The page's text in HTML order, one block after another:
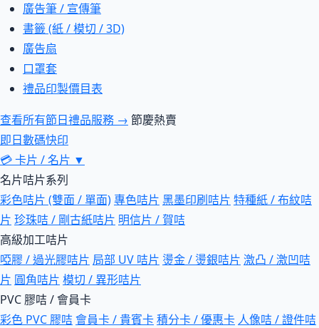
廣告筆 / 宣傳筆
書籤 (紙 / 模切 / 3D)
廣告扇
口罩套
禮品印製價目表
查看所有節日禮品服務 → 節慶熱賣
即日數碼快印
💳卡片 / 名片 ▼
名片咭片系列
彩色咭片 (雙面 / 單面)專色咭片 黑墨印刷咭片 特種紙 / 布紋咭
片 珍珠咭 / 剛古紙咭片 明信片 / 賀咭
高級加工咭片
啞膠 / 過光膠咭片 局部 UV 咭片 燙金 / 燙銀咭片 激凸 / 激凹咭
片 圓角咭片 模切 / 異形咭片
PVC 膠咭 / 會員卡
彩色 PVC 膠咭會員卡 / 貴賓卡積分卡 / 優惠卡 人像咭 / 證件咭